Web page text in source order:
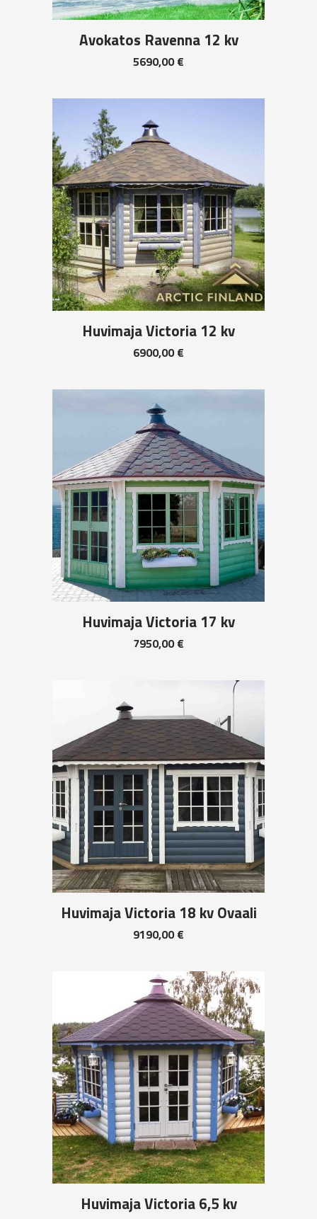
Avokatos Ravenna 12 kv
5690,00€
Huvimaja Victoria 12 kv
6900,00€
Huvimaja Victoria 17 kv
7950,00€
Huvimaja Victoria 18 kv Ovaali
9190,00€
Huvimaja Victoria 6,5 kv